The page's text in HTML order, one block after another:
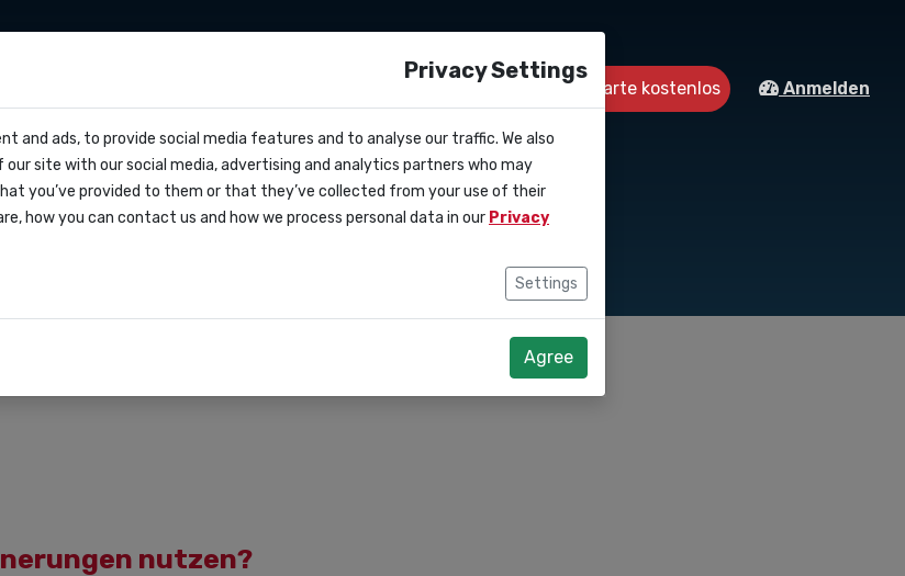
Kontakt Starte kostenlos Anmelden
mit SMS API
nutzen?
Privacy Settings
and ads, to provide social media features and to analyse our traffic. We also
site with our social media, advertising and analytics partners who may
you’ve provided to them or that they’ve collected from your use of their
how you can contact us and how we process personal data in our Privacy
Settings
Agree